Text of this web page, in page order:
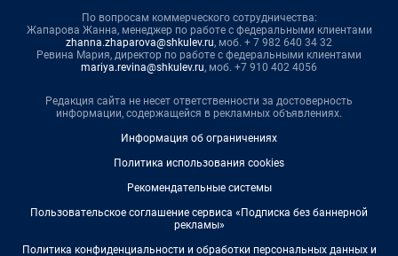
По вопросам коммерческого сотрудничества:
Жапарова Жанна, менеджер по работе с федеральными клиентами
zhanna.zhaparova@shkulev.ru, моб. + 7 982 640 34 32
Ревина Мария, директор по работе с федеральными клиентами
mariya.revina@shkulev.ru, моб. +7 910 402 4056
Редакция сайта не несет ответственности за достоверность
информации, содержащейся в рекламных объявлениях.
Информация об ограничениях
Политика использования cookies
Рекомендательные системы
Пользовательское соглашение сервиса «Подписка без баннерной
рекламы»
Политика конфиденциальности и обработки персональных данных и